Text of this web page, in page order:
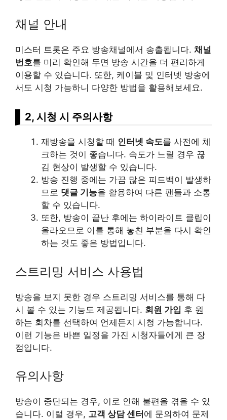
채널 안내
미스터 트롯은 주요 방송채널에서 송출됩니다. 채널
번호를 미리 확인해 두면 방송 시간을 더 편리하게
이용할 수 있습니다. 또한, 케이블 및 인터넷 방송에
서도 시청 가능하니 다양한 방법을 활용해보세요.
2, 시청 시 주의사항
재방송을 시청할 때 인터넷 속도를 사전에 체
크하는 것이 좋습니다. 속도가 느릴 경우 끊
김 현상이 발생할 수 있습니다.
방송 진행 중에는 가끔 많은 피드백이 발생하
므로 댓글 기능을 활용하여 다른 팬들과 소통
할 수 있습니다.
또한, 방송이 끝난 후에는 하이라이트 클립이
올라오므로 이를 통해 놓친 부분을 다시 확인
하는 것도 좋은 방법입니다.
스트리밍 서비스 사용법
방송을 보지 못한 경우 스트리밍 서비스를 통해 다
시 볼 수 있는 기능도 제공됩니다. 회원 가입 후 원
하는 회차를 선택하여 언제든지 시청 가능합니다.
이런 기능은 바쁜 일정을 가진 시청자들에게 큰 장
점입니다.
유의사항
방송이 중단되는 경우, 이로 인해 불편을 겪을 수 있
습니다. 이럴 경우, 고객 상담 센터 에 문의하여 문제